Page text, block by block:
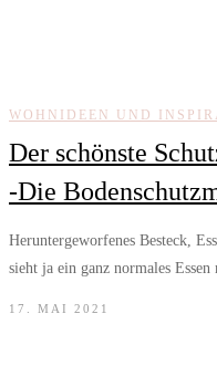
WOHNIDEEN UND
Der schönste
-Die
Heruntergeworfenes Besteck,
sieht ja ein ganz normales
17. MAI 2021